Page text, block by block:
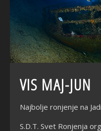
VIS MAJ-JUN
Najbolje ronjenje na
S.D.T. Svet Ronjenja